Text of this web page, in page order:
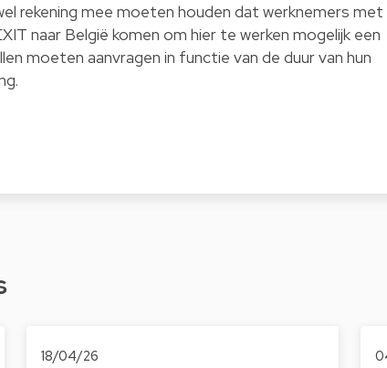
rekening mee moeten houden dat werknemers met
naar België komen om hier te werken mogelijk een
moeten aanvragen in functie van de duur van hun
18/04/26